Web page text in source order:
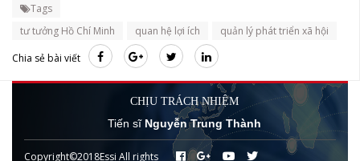
Tags
tư tưởng Hồ Chí Minh
quan hệ lợi ích
quản lý phát triển xã hội
Chia sẻ bài viết
CHỊU TRÁCH NHIỆM
Tiến sĩ Nguyễn Trung Thành
Copyright©2018Essi All rights